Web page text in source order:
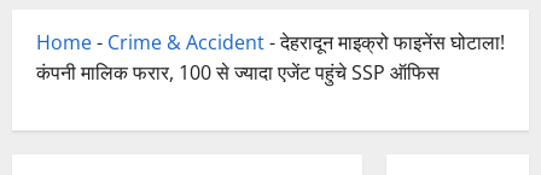
Home- Crime & Accident-देहरादून माइक्रो फाइनेंस घोटाला!
कंपनी मालिक फरार, 100 से ज्यादा एजेंट पहुंचे SSP ऑफिस